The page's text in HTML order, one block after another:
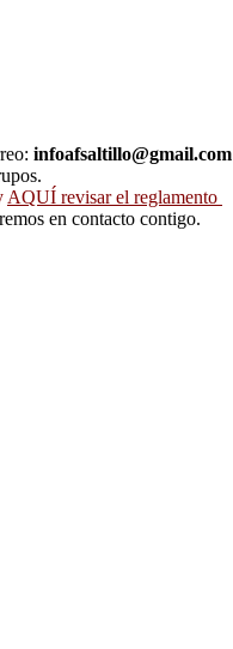
infoafsaltillo@gmail.com
AQUÍ revisar el reglamento
en contacto contigo.